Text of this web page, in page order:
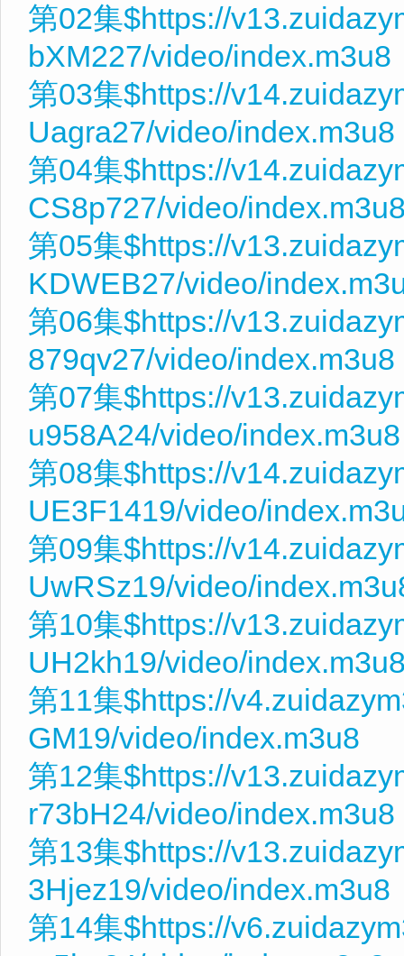
第02集$https://
bXM227/video/index.m3u8
第03集$https://
Uagra27/video/index.m3u8
第04集$https://
CS8p727/video/
第05集$https://
KDWEB27/video/
第06集$https://
879qv27/video/index.m3u8
第07集$https://
u958A24/video/index.m3u8
第08集$https://
UE3F1419/video/
第09集$https://
UwRSz19/video/
第10集$https://
UH2kh19/video/
第11集$https://
GM19/video/index.m3u8
第12集$https://
r73bH24/video/index.m3u8
第13集$https://
3Hjez19/video/index.m3u8
第14集$https://